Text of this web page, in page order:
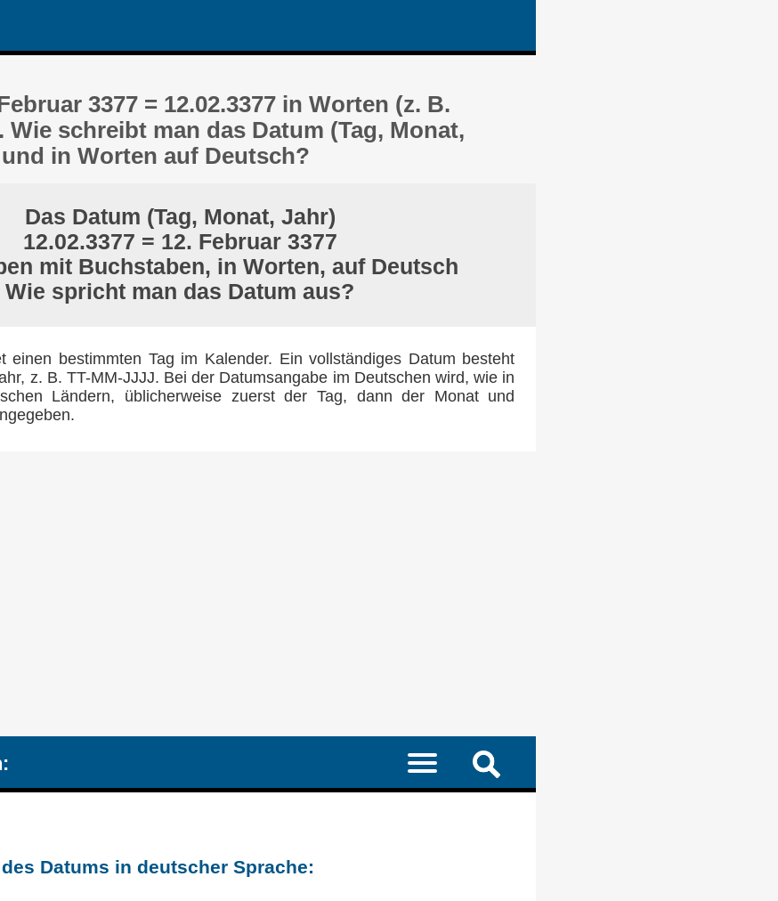
3377 = 12.02.3377 in Worten (z. B.
Wie schreibt man das Datum (Tag, Monat,
in Worten auf Deutsch?
Das Datum (Tag, Monat, Jahr)
12.02.3377 = 12. Februar 3377
mit Buchstaben, in Worten, auf Deutsch
Wie spricht man das Datum aus?
einen bestimmten Tag im Kalender. Ein vollständiges Datum besteht
z. B. TT-MM-JJJJ. Bei der Datumsangabe im Deutschen wird, wie in
Ländern, üblicherweise zuerst der Tag, dann der Monat und
Datums in deutscher Sprache: